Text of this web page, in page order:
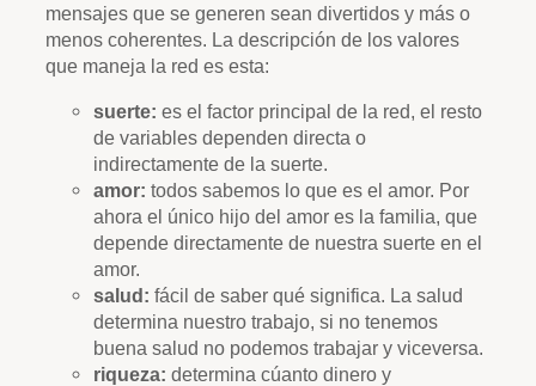
mensajes que se generen sean divertidos y más o
menos coherentes. La descripción de los valores
que maneja la red es esta:
suerte: es el factor principal de la red, el resto
de variables dependen directa o
indirectamente de la suerte.
amor: todos sabemos lo que es el amor. Por
ahora el único hijo del amor es la familia, que
depende directamente de nuestra suerte en el
amor.
salud: fácil de saber qué significa. La salud
determina nuestro trabajo, si no tenemos
buena salud no podemos trabajar y viceversa.
riqueza: determina cúanto dinero y